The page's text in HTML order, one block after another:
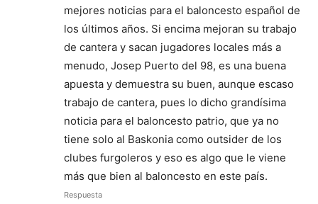
mejores noticias para el baloncesto español de
los últimos años. Si encima mejoran su trabajo
de cantera y sacan jugadores locales más a
menudo, Josep Puerto del 98, es una buena
apuesta y demuestra su buen, aunque escaso
trabajo de cantera, pues lo dicho grandísima
noticia para el baloncesto patrio, que ya no
tiene solo al Baskonia como outsider de los
clubes furgoleros y eso es algo que le viene
más que bien al baloncesto en este país.
Respuesta